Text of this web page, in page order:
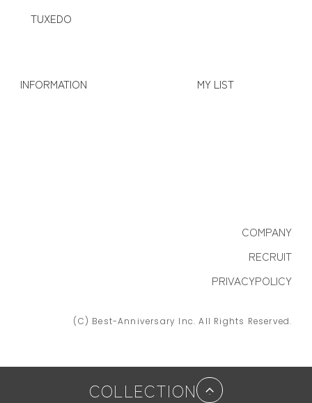
COLLECTION
TUXEDO
INFORMATION MY LIST
COMPANY
RECRUIT
PRIVACYPOLICY
(C) Best-Anniversary Inc. All Rights Reserved.